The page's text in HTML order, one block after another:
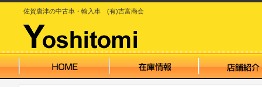
佐賀唐津の中古車・輸入車 (有)吉富商会